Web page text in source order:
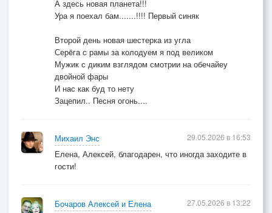
А здесь новая планета!!!
Ура я поехал бам.......!!!! Первый синяк
Второй день новая шестерка из угла
Серëга с рамы за колодуем я под великом
Мужик с диким взглядом смотрии на обечайеу
двойной фары
И нас как буд то нету
Зацепил.. Песня огонь....
Михаил Энс
Елена, Алексей, благодарен, что иногда заходите в
гости!
29.05.2026 в 16:53
Бочаров Алексей и Елена
27.05.2026 в 13:22